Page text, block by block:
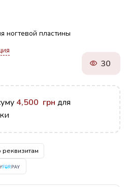
ногтевой пластины
30
4,500 грн для
реквизитам